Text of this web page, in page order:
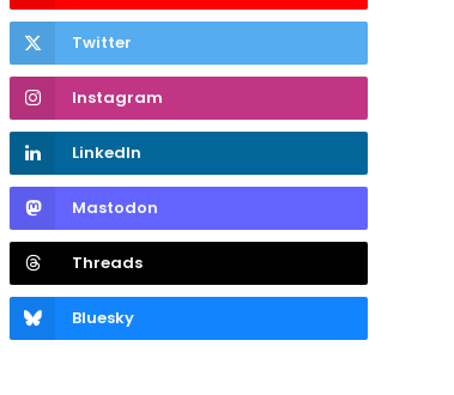
Twitter
Instagram
LinkedIn
Mastodon
Threads
Bluesky